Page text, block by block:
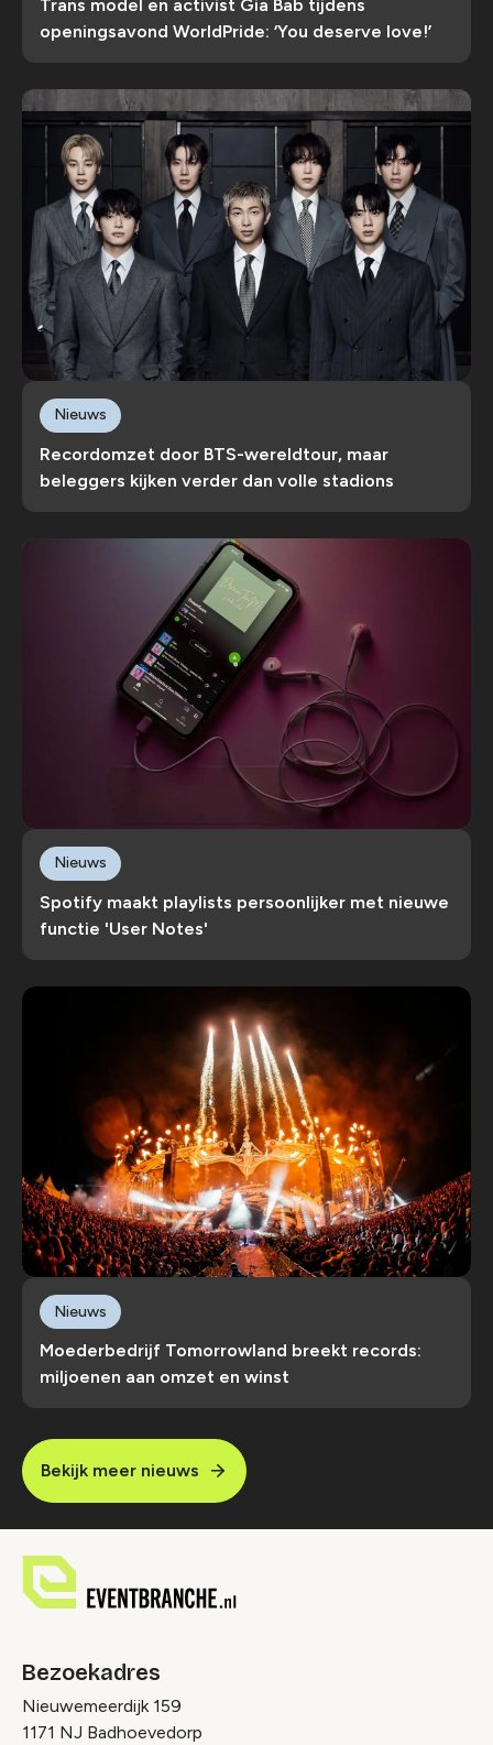
Trans model en activist Gia Bab tijdens
openingsavond WorldPride: ‘You deserve love!’
Recordomzet door BTS-wereldtour, maar
beleggers kijken verder dan volle stadions
Nieuws
Spotify maakt playlists persoonlijker met nieuwe
functie 'User Notes'
Nieuws
Moederbedrijf Tomorrowland breekt records:
miljoenen aan omzet en winst
Nieuws
Bekijk meer nieuws
Bezoekadres
Nieuwemeerdijk 159
1171 NJ Badhoevedorp